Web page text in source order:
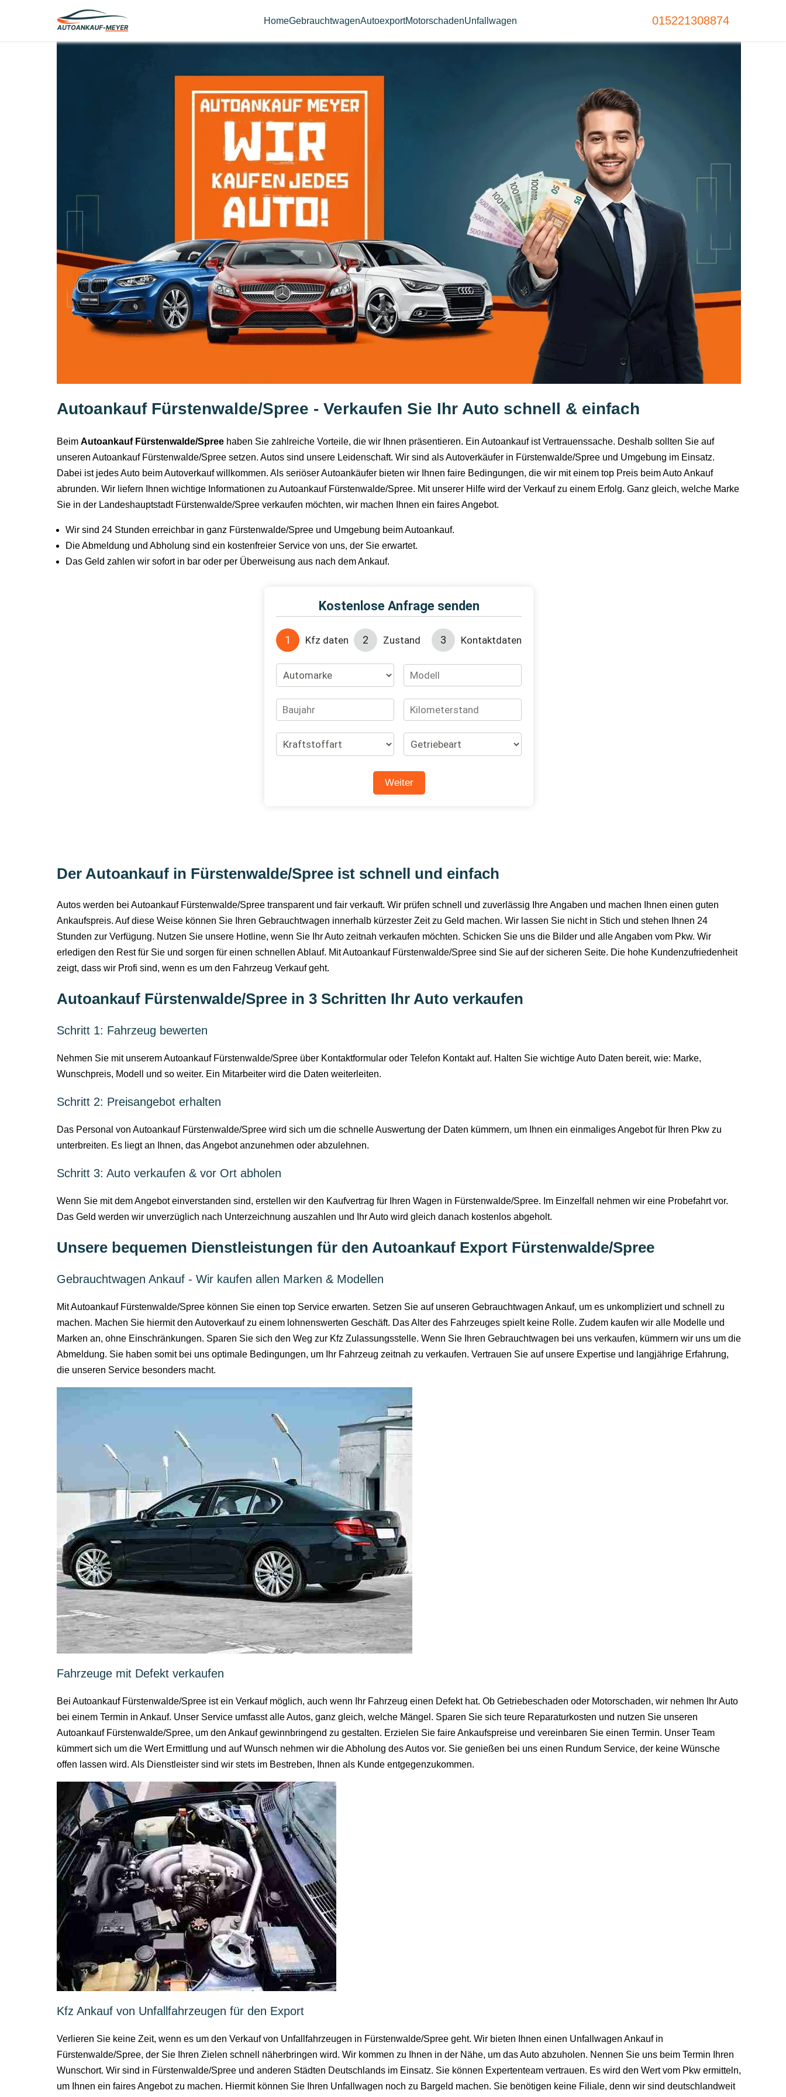
HomeGebrauchtwagenAutoexportMotorschadenUnfallwagen 015221308874
Autoankauf Fürstenwalde/Spree - Verkaufen Sie Ihr Auto schnell & einfach
Beim Autoankauf Fürstenwalde/Spree haben Sie zahlreiche Vorteile, die wir Ihnen präsentieren. Ein Autoankauf ist Vertrauenssache. Deshalb sollten Sie auf
unseren Autoankauf Fürstenwalde/Spree setzen. Autos sind unsere Leidenschaft. Wir sind als Autoverkäufer in Fürstenwalde/Spree und Umgebung im Einsatz.
Dabei ist jedes Auto beim Autoverkauf willkommen. Als seriöser Autoankäufer bieten wir Ihnen faire Bedingungen, die wir mit einem top Preis beim Auto Ankauf
abrunden. Wir liefern Ihnen wichtige Informationen zu Autoankauf Fürstenwalde/Spree. Mit unserer Hilfe wird der Verkauf zu einem Erfolg. Ganz gleich, welche Marke
Sie in der Landeshauptstadt Fürstenwalde/Spree verkaufen möchten, wir machen Ihnen ein faires Angebot.
Wir sind 24 Stunden erreichbar in ganz Fürstenwalde/Spree und Umgebung beim Autoankauf.
Die Abmeldung und Abholung sind ein kostenfreier Service von uns, der Sie erwartet.
Das Geld zahlen wir sofort in bar oder per Überweisung aus nach dem Ankauf.
Der Autoankauf in Fürstenwalde/Spree ist schnell und einfach
Autos werden bei Autoankauf Fürstenwalde/Spree transparent und fair verkauft. Wir prüfen schnell und zuverlässig Ihre Angaben und machen Ihnen einen guten
Ankaufspreis. Auf diese Weise können Sie Ihren Gebrauchtwagen innerhalb kürzester Zeit zu Geld machen. Wir lassen Sie nicht in Stich und stehen Ihnen 24
Stunden zur Verfügung. Nutzen Sie unsere Hotline, wenn Sie Ihr Auto zeitnah verkaufen möchten. Schicken Sie uns die Bilder und alle Angaben vom Pkw. Wir
erledigen den Rest für Sie und sorgen für einen schnellen Ablauf. Mit Autoankauf Fürstenwalde/Spree sind Sie auf der sicheren Seite. Die hohe Kundenzufriedenheit
zeigt, dass wir Profi sind, wenn es um den Fahrzeug Verkauf geht.
Autoankauf Fürstenwalde/Spree in 3 Schritten Ihr Auto verkaufen
Schritt 1: Fahrzeug bewerten
Nehmen Sie mit unserem Autoankauf Fürstenwalde/Spree über Kontaktformular oder Telefon Kontakt auf. Halten Sie wichtige Auto Daten bereit, wie: Marke,
Wunschpreis, Modell und so weiter. Ein Mitarbeiter wird die Daten weiterleiten.
Schritt 2: Preisangebot erhalten
Das Personal von Autoankauf Fürstenwalde/Spree wird sich um die schnelle Auswertung der Daten kümmern, um Ihnen ein einmaliges Angebot für Ihren Pkw zu
unterbreiten. Es liegt an Ihnen, das Angebot anzunehmen oder abzulehnen.
Schritt 3: Auto verkaufen & vor Ort abholen
Wenn Sie mit dem Angebot einverstanden sind, erstellen wir den Kaufvertrag für Ihren Wagen in Fürstenwalde/Spree. Im Einzelfall nehmen wir eine Probefahrt vor.
Das Geld werden wir unverzüglich nach Unterzeichnung auszahlen und Ihr Auto wird gleich danach kostenlos abgeholt.
Unsere bequemen Dienstleistungen für den Autoankauf Export Fürstenwalde/Spree
Gebrauchtwagen Ankauf - Wir kaufen allen Marken & Modellen
Mit Autoankauf Fürstenwalde/Spree können Sie einen top Service erwarten. Setzen Sie auf unseren Gebrauchtwagen Ankauf, um es unkompliziert und schnell zu
machen. Machen Sie hiermit den Autoverkauf zu einem lohnenswerten Geschäft. Das Alter des Fahrzeuges spielt keine Rolle. Zudem kaufen wir alle Modelle und
Marken an, ohne Einschränkungen. Sparen Sie sich den Weg zur Kfz Zulassungsstelle. Wenn Sie Ihren Gebrauchtwagen bei uns verkaufen, kümmern wir uns um die
Abmeldung. Sie haben somit bei uns optimale Bedingungen, um Ihr Fahrzeug zeitnah zu verkaufen. Vertrauen Sie auf unsere Expertise und langjährige Erfahrung,
die unseren Service besonders macht.
Fahrzeuge mit Defekt verkaufen
Bei Autoankauf Fürstenwalde/Spree ist ein Verkauf möglich, auch wenn Ihr Fahrzeug einen Defekt hat. Ob Getriebeschaden oder Motorschaden, wir nehmen Ihr Auto
bei einem Termin in Ankauf. Unser Service umfasst alle Autos, ganz gleich, welche Mängel. Sparen Sie sich teure Reparaturkosten und nutzen Sie unseren
Autoankauf Fürstenwalde/Spree, um den Ankauf gewinnbringend zu gestalten. Erzielen Sie faire Ankaufspreise und vereinbaren Sie einen Termin. Unser Team
kümmert sich um die Wert Ermittlung und auf Wunsch nehmen wir die Abholung des Autos vor. Sie genießen bei uns einen Rundum Service, der keine Wünsche
offen lassen wird. Als Dienstleister sind wir stets im Bestreben, Ihnen als Kunde entgegenzukommen.
Kfz Ankauf von Unfallfahrzeugen für den Export
Verlieren Sie keine Zeit, wenn es um den Verkauf von Unfallfahrzeugen in Fürstenwalde/Spree geht. Wir bieten Ihnen einen Unfallwagen Ankauf in
Fürstenwalde/Spree, der Sie Ihren Zielen schnell näherbringen wird. Wir kommen zu Ihnen in der Nähe, um das Auto abzuholen. Nennen Sie uns beim Termin Ihren
Wunschort. Wir sind in Fürstenwalde/Spree und anderen Städten Deutschlands im Einsatz. Sie können Expertenteam vertrauen. Es wird den Wert vom Pkw ermitteln,
um Ihnen ein faires Angebot zu machen. Hiermit können Sie Ihren Unfallwagen noch zu Bargeld machen. Sie benötigen keine Filiale, denn wir sind deutschlandweit